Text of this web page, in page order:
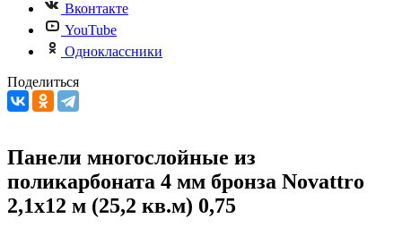
Вконтакте
YouTube
Одноклассники
Поделиться
Панели многослойные из
поликарбоната 4 мм бронза Novattro
2,1х12 м (25,2 кв.м) 0,75